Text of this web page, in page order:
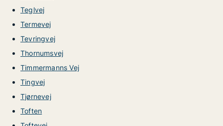
Teglvej
Termevej
Tevringvej
Thornumsvej
Timmermanns Vej
Tingvej
Tjørnevej
Toften